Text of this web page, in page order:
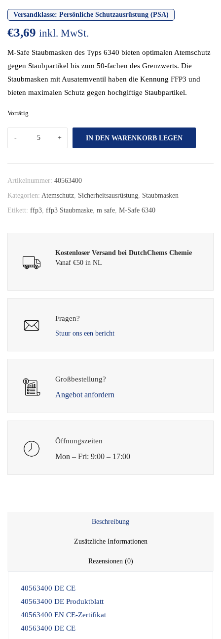
Versandklasse: Persönliche Schutzausrüstung (PSA)
€3,69 inkl. MwSt.
M-Safe Staubmasken des Typs 6340 bieten optimalen Atemschutz
gegen Staubpartikel bis zum 50-fachen des Grenzwerts. Die
Staubmasken mit Ausatemventil haben die Kennung FFP3 und
bieten maximalen Schutz gegen hochgiftige Staubpartikel.
Vorrätig
IN DEN WARENKORB LEGEN
Artikelnummer: 40563400
Kategorien: Atemschutz Sicherheitsausrüstung Staubmasken
Etikett: ffp3 ffp3 Staubmaske m safe M-Safe 6340
Kostenloser Versand bei DutchChems Chemie
Vanaf €50 in NL
Fragen?
Stuur ons een bericht
Großbestellung?
Angebot anfordern
Öffnungszeiten
Mon – Fri: 9:00 – 17:00
Beschreibung
Zusätzliche Informationen
Rezensionen (0)
40563400 DE CE
40563400 DE Produktblatt
40563400 EN CE-Zertifikat
40563400 DE CE